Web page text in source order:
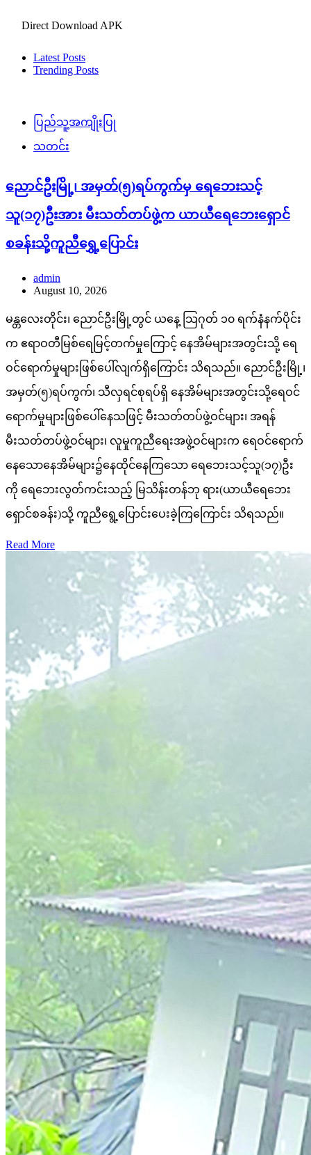
Direct Download APK
Latest Posts
Trending Posts
ပြည်သူ့အကျိုးပြု
သတင်း
ညောင်ဦးမြို့၊ အမှတ်(၅)ရပ်ကွက်မှ ရေဘေးသင့်
သူ(၁၇)ဦးအား မီးသတ်တပ်ဖွဲ့က ယာယီရေဘေးရှောင်
စခန်းသို့ကူညီရွှေ့ပြောင်း
admin
August 10, 2026
မန္တလေးတိုင်း၊ ညောင်ဦးမြို့တွင် ယနေ့ သြဂုတ် ၁၀ ရက်နံနက်ပိုင်း
က ဧရာဝတီမြစ်ရေမြင့်တက်မှုကြောင့် နေအိမ်များအတွင်းသို့ ရေ
ဝင်ရောက်မှုများဖြစ်ပေါ်လျက်ရှိကြောင်း သိရသည်။ ညောင်ဦးမြို့၊
အမှတ်(၅)ရပ်ကွက်၊ သီလှရင်စုရပ်ရှိ နေအိမ်များအတွင်းသို့ရေဝင်
ရောက်မှုများဖြစ်ပေါ်နေသဖြင့် မီးသတ်တပ်ဖွဲ့ဝင်များ၊ အရန်
မီးသတ်တပ်ဖွဲ့ဝင်များ၊ လူမှုကူညီရေးအဖွဲ့ဝင်များက ရေဝင်ရောက်
နေသောနေအိမ်များ၌နေထိုင်နေကြသော ရေဘေးသင့်သူ(၁၇)ဦး
ကို ရေဘေးလွတ်ကင်းသည့် မြသိန်းတန်ဘု ရား(ယာယီရေဘေး
ရှောင်စခန်း)သို့ ကူညီရွေ့ပြောင်းပေးခဲ့ကြကြောင်း သိရသည်။
Read More